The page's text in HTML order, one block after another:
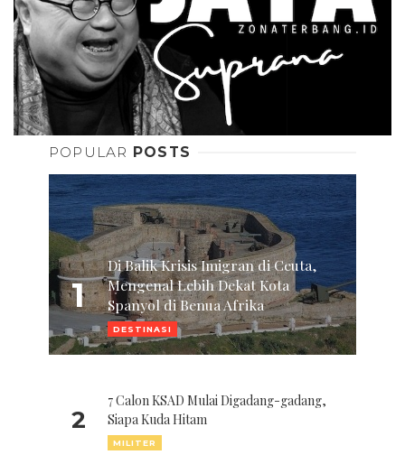
POPULAR POSTS
1
Di Balik Krisis Imigran di Ceuta,
Mengenal Lebih Dekat Kota
Spanyol di Benua Afrika
DESTINASI
2
7 Calon KSAD Mulai Digadang-gadang,
Siapa Kuda Hitam
MILITER